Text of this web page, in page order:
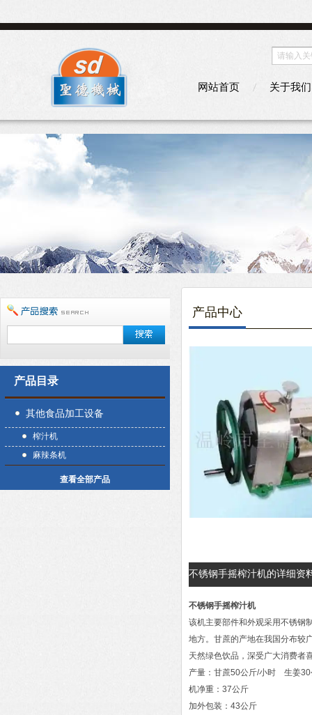
网站首页 关于我们
产品目录
其他食品加工设备
榨汁机
麻辣条机
查看全部产品
产品中心
不锈钢手摇榨汁机的详细资
不锈钢手摇榨汁机
该机主要部件和外观采用不锈钢
地方。甘蔗的产地在我国分布较
天然绿色饮品，深受广大消费者
产量：甘蔗50公斤/小时 生姜30
机净重：37公斤
加外包装：43公斤